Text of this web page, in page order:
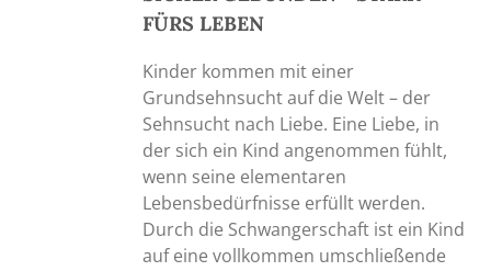
FÜRS LEBEN
Kinder kommen mit einer
Grundsehnsucht auf die Welt – der
Sehnsucht nach Liebe. Eine Liebe, in
der sich ein Kind angenommen fühlt,
wenn seine elementaren
Lebensbedürfnisse erfüllt werden.
Durch die Schwangerschaft ist ein Kind
auf eine vollkommen umschließende